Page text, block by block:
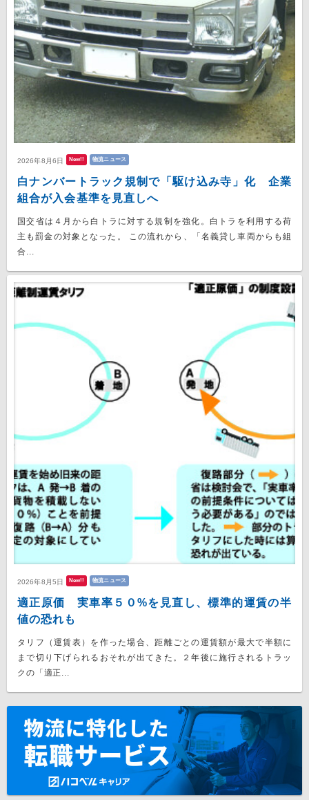
2026年8月6日 New!! 物流ニュース
白ナンバートラック規制で「駆け込み寺」化 企業
組合が入会基準を見直しへ
国交省は４月から白トラに対する規制を強化。白トラを利用する荷
主も罰金の対象となった。 この流れから、「名義貸し車両からも組
合...
2026年8月5日 New!! 物流ニュース
適正原価 実車率５０%を見直し、標準的運賃の半
値の恐れも
タリフ（運賃表）を作った場合、距離ごとの運賃額が最大で半額に
まで切り下げられるおそれが出てきた。２年後に施行されるトラッ
クの「適正...